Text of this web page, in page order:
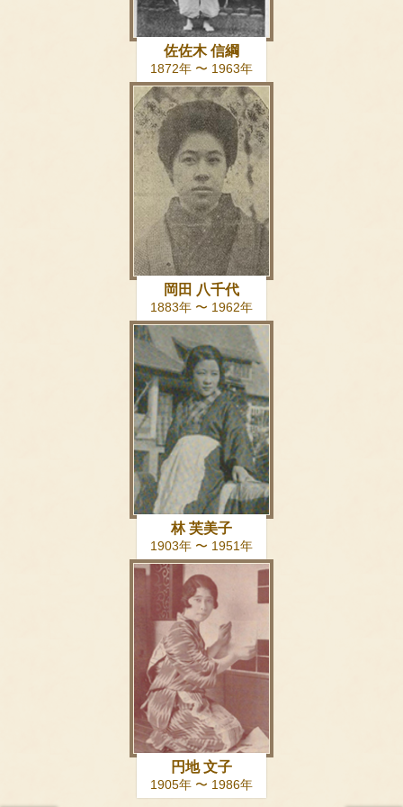
佐佐木 信綱
1872年 〜 1963年
岡田 八千代
1883年 〜 1962年
林 芙美子
1903年 〜 1951年
円地 文子
1905年 〜 1986年